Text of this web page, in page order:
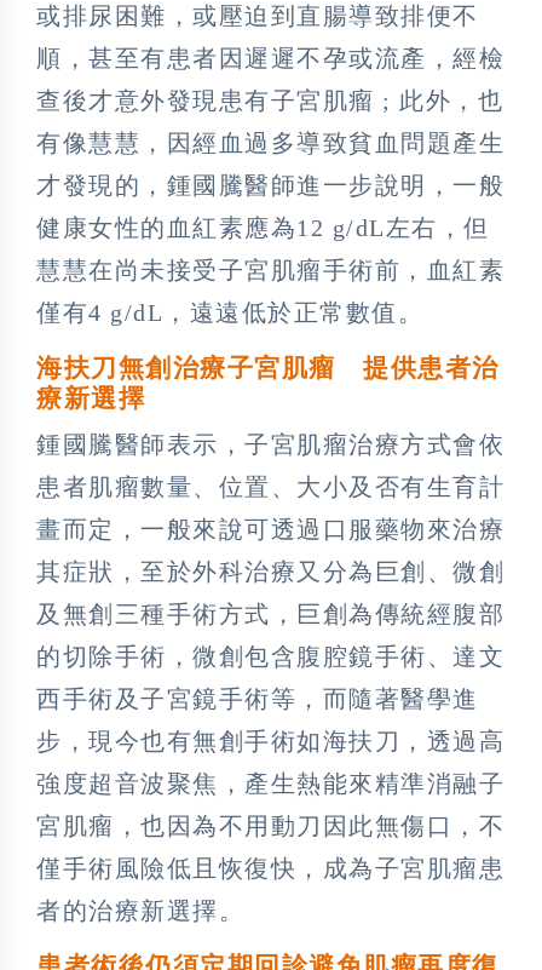
或排尿困難，或壓迫到直腸導致排便不
順，甚至有患者因遲遲不孕或流產，經檢
查後才意外發現患有子宮肌瘤 ; 此外，也
有像慧慧，因經血過多導致貧血問題產生
才發現的，鍾國騰醫師進一步說明，一般
健康女性的血紅素應為12 g/dL左右，但
慧慧在尚未接受子宮肌瘤手術前，血紅素
僅有4 g/dL，遠遠低於正常數值。
海扶刀無創治療子宮肌瘤 提供患者治
療新選擇
鍾國騰醫師表示，子宮肌瘤治療方式會依
患者肌瘤數量、位置、大小及否有生育計
畫而定，一般來說可透過口服藥物來治療
其症狀，至於外科治療又分為巨創、微創
及無創三種手術方式，巨創為傳統經腹部
的切除手術，微創包含腹腔鏡手術、達文
西手術及子宮鏡手術等，而隨著醫學進
步，現今也有無創手術如海扶刀，透過高
強度超音波聚焦，產生熱能來精準消融子
宮肌瘤，也因為不用動刀因此無傷口，不
僅手術風險低且恢復快，成為子宮肌瘤患
者的治療新選擇。